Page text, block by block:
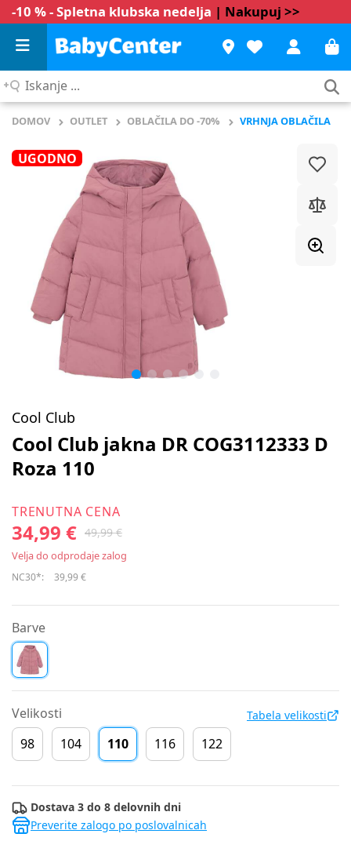
-10 % - Spletna klubska nedelja | Nakupuj >>
Iskanje
DOMOV OUTLET OBLAČILA DO -70% VRHNJA OBLAČILA
UGODNO
Cool Club
Cool Club jakna DR COG3112333 D
Roza 110
TRENUTNA CENA
34,99 € 49,99 €
Velja do odprodaje zalog
NC30*: 39,99 €
Barve
Velikosti Tabela velikosti
98 104 110 116 122
Dostava 3 do 8 delovnih dni
Preverite zalogo po poslovalnicah